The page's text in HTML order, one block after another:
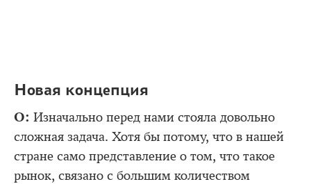
Новая концепция
О: Изначально перед нами стояла довольно
сложная задача. Хотя бы потому, что в нашей
стране само представление о том, что такое
рынок, связано с большим количеством